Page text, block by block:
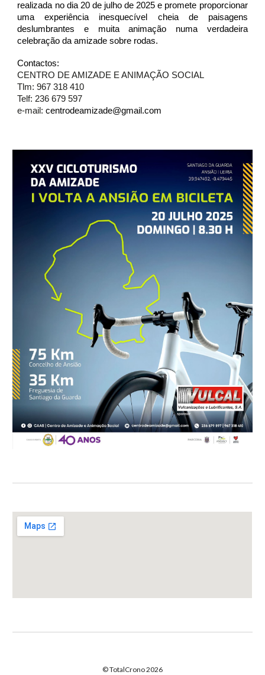
realizada no dia 20 de julho de 2025 e promete proporcionar
uma experiência inesquecível cheia de paisagens
deslumbrantes e muita animação numa verdadeira
celebração da amizade sobre rodas.
Contactos:
CENTRO DE AMIZADE E ANIMAÇÃO SOCIAL
Tlm: 967 318 410
Telf: 236 679 597
e-mail:centrodeamizade@gmail.com
© TotalCrono 2026